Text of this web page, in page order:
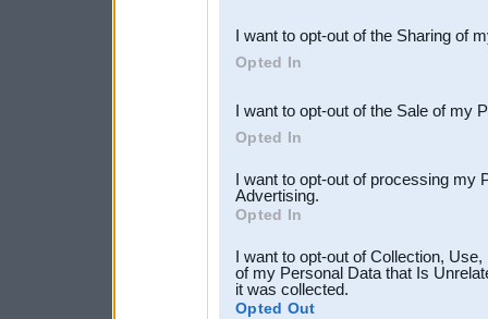
Downstream Participants
third parties.
I want to opt-out of the Sharing of
Opted In
I want to opt-out of the Sale of my
Opted In
I want to opt-out of processing my
Advertising.
Opted In
I want to opt-out of Collection,
of my Personal Data that Is
it was collected.
Opted Out